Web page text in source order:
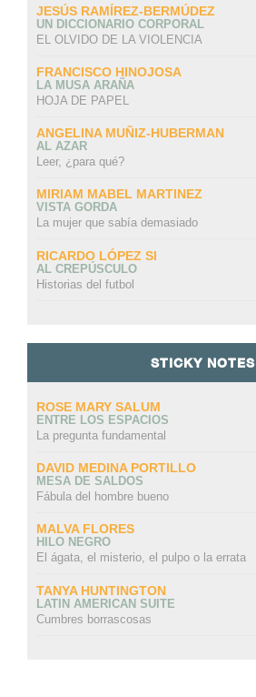
JESÚS RAMÍREZ-BERMÚDEZ
UN DICCIONARIO CORPORAL
EL OLVIDO DE LA VIOLENCIA
FRANCISCO HINOJOSA
LA MUSA ARAÑA
HOJA DE PAPEL
ANGELINA MUÑIZ-HUBERMAN
AL AZAR
Leer, ¿para qué?
MIRIAM MABEL MARTINEZ
VISTA GORDA
La mujer que sabía demasiado
RICARDO LÓPEZ SI
AL CREPÚSCULO
Historias del futbol
STICKY NOTES
ROSE MARY SALUM
ENTRE LOS ESPACIOS
La pregunta fundamental
DAVID MEDINA PORTILLO
MESA DE SALDOS
Fábula del hombre bueno
MALVA FLORES
HILO NEGRO
El ágata, el misterio, el pulpo o la errata
TANYA HUNTINGTON
LATIN AMERICAN SUITE
Cumbres borrascosas